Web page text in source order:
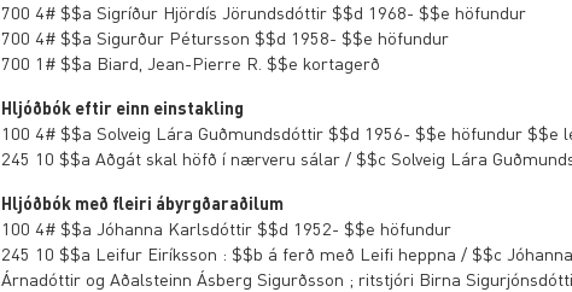
700 4# $$a Sigríður Hjördís Jörundsdóttir $$d 1968- $$e höfundur
700 4# $$a Sigurður Pétursson $$d 1958- $$e höfundur
700 1# $$a Biard, Jean-Pierre R. $$e kortagerð
Hljóðbók eftir einn einstakling
100 4# $$a Solveig Lára Guðmundsdóttir $$d 1956- $$e höfundur $$e
245 10 $$a Aðgát skal höfð í nærveru sálar / $$c Solveig Lára
Hljóðbók með fleiri ábyrgðaraðilum
100 4# $$a Jóhanna Karlsdóttir $$d 1952- $$e höfundur
245 10 $$a Leifur Eiríksson : $$b á ferð með Leifi heppna / $$c
Árnadóttir og Aðalsteinn Ásberg Sigurðsson ; ritstjóri Birna